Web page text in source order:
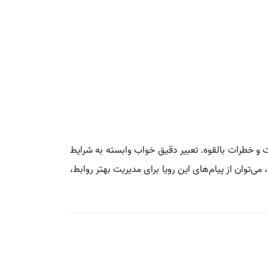
خطرات بالقوه. تعبیر دقیق خواب وابسته به شرایط
از پیام‌های این رویا برای مدیریت بهتر روابط،